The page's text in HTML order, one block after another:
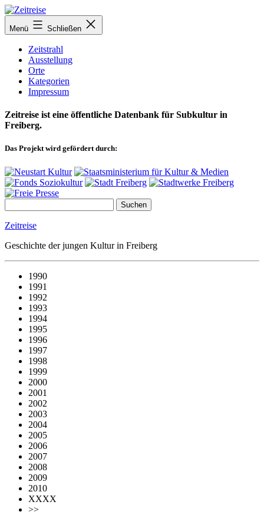
Zum
Inhalt
springen
Menü Schließen
Zeitstrahl
Ausstellung
Orte
Kategorien
Impressum
Zeitreise ist eine öffentliche Datenbank für Subkultur in
Freiberg.
Das Projekt wird gefördert durch:
Zeitreise
Geschichte der jungen Kultur in Freiberg
1990
1991
1992
1993
1994
1995
1996
1997
1998
1999
2000
2001
2002
2003
2004
2005
2006
2007
2008
2009
2010
XXXX
>>